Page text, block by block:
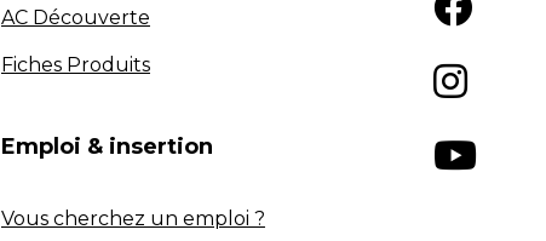
AC Découverte
Fiches Produits
Emploi & insertion
Vous cherchez un emploi ?